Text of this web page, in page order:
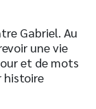
Gabriel. Au
une vie
et de mots
histoire